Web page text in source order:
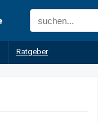
Ratgeber